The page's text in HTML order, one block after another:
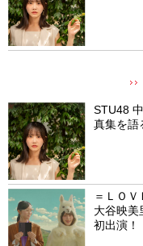
STU48
真集を語
＝ＬＯＶ
大谷映美
初出演！